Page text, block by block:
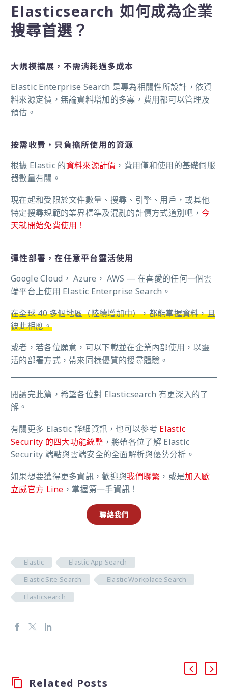
Elasticsearch 如何成為企業
搜尋首選？
大規模擴展，不需消耗過多成本
Elastic Enterprise Search 是專為相關性所設計，依資
料來源定價，無論資料增加的多寡， 費用都可以管理及
預估 。
按需收費，只負擔所使用的資源
根據 Elastic 的資料來源計價 ，費用僅和使用的基礎伺服
器數量有關。
現在起和受限於文件數量、搜尋、引擎、用戶，或其他
特定搜尋規範的業界標準及混亂的計價方式道別吧， 今
天就開始免費使用！
彈性部署，在任意平台靈活使用
Google Cloud， Azure， AWS — 在喜愛的任何一個雲
端平台上使用 Elastic Enterprise Search。
在全球 40 多個地區（陸續增加中），都能掌握資料，且
彼此相應。
或者，若各位願意，可以下載並在企業內部使用，以靈
活的部署方式，帶來同樣優質的搜尋體驗。
閱讀完此篇，希望各位對 Elasticsearch 有更深入的了
解。
有關更多 Elastic 詳細資訊，也可以參考 Elastic
Security 的四大功能統整，將帶各位了解 Elastic
Security 端點與雲端安全的全面解析與優勢分析。
如果想要獲得更多資訊，歡迎與我們聯繫 ，或是加入歐
立威官方 Line ，掌握第一手資訊！
聯絡我們
Elastic
Elastic App Search
Elastic Site Search
Elastic Workplace Search
Elasticsearch
Related Posts